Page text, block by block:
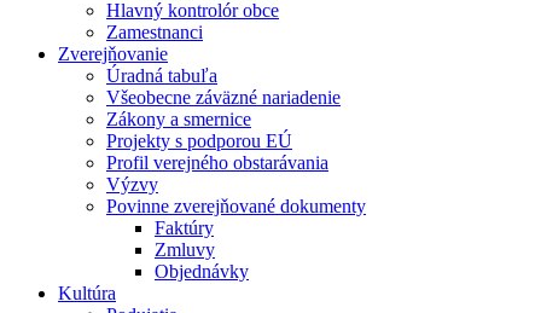
Hlavný kontrolór obce
Zamestnanci
Zverejňovanie
Úradná tabuľa
Všeobecne záväzné nariadenie
Zákony a smernice
Projekty s podporou EÚ
Profil verejného obstarávania
Výzvy
Povinne zverejňované dokumenty
Faktúry
Zmluvy
Objednávky
Kultúra